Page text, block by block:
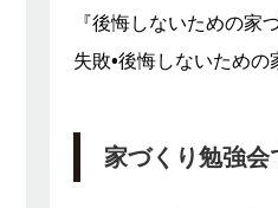
『後悔しないための家
失敗•後悔しないための
家づくり勉強